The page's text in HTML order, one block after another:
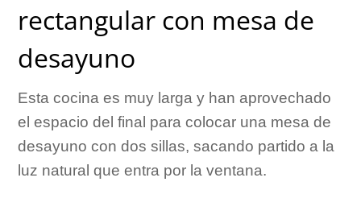
rectangular con mesa de
desayuno
Esta cocina es muy larga y han aprovechado
el espacio del final para colocar una mesa de
desayuno con dos sillas, sacando partido a la
luz natural que entra por la ventana.